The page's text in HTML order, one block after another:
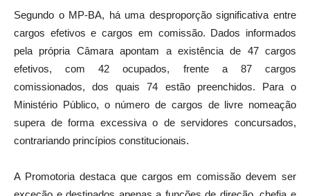
Segundo o MP-BA, há uma desproporção significativa entre
cargos efetivos e cargos em comissão. Dados informados
pela própria Câmara apontam a existência de 47 cargos
efetivos, com 42 ocupados, frente a 87 cargos
comissionados, dos quais 74 estão preenchidos. Para o
Ministério Público, o número de cargos de livre nomeação
supera de forma excessiva o de servidores concursados,
contrariando princípios constitucionais.
A Promotoria destaca que cargos em comissão devem ser